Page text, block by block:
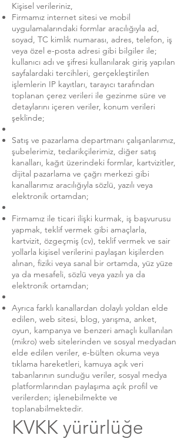
Kişisel verileriniz,
Firmamız internet sitesi ve mobil
uygulamalarındaki formlar aracılığıyla ad,
soyad, TC kimlik numarası, adres, telefon, iş
veya özel e-posta adresi gibi bilgiler ile;
kullanıcı adı ve şifresi kullanılarak giriş yapılan
sayfalardaki tercihleri, gerçekleştirilen
işlemlerin IP kayıtları, tarayıcı tarafından
toplanan çerez verileri ile gezinme süre ve
detaylarını içeren veriler, konum verileri
şeklinde;
Satış ve pazarlama departmanı çalışanlarımız,
şubelerimiz, tedarikçilerimiz, diğer satış
kanalları, kağıt üzerindeki formlar, kartvizitler,
dijital pazarlama ve çağrı merkezi gibi
kanallarımız aracılığıyla sözlü, yazılı veya
elektronik ortamdan;
Firmamız ile ticari ilişki kurmak, iş başvurusu
yapmak, teklif vermek gibi amaçlarla,
kartvizit, özgeçmiş (cv), teklif vermek ve sair
yollarla kişisel verilerini paylaşan kişilerden
alınan, fiziki veya sanal bir ortamda, yüz yüze
ya da mesafeli, sözlü veya yazılı ya da
elektronik ortamdan;
Ayrıca farklı kanallardan dolaylı yoldan elde
edilen, web sitesi, blog, yarışma, anket,
oyun, kampanya ve benzeri amaçlı kullanılan
(mikro) web sitelerinden ve sosyal medyadan
elde edilen veriler, e-bülten okuma veya
tıklama hareketleri, kamuya açık veri
tabanlarının sunduğu veriler, sosyal medya
platformlarından paylaşıma açık profil ve
verilerden; işlenebilmekte ve
toplanabilmektedir.
KVKK yürürlüğe